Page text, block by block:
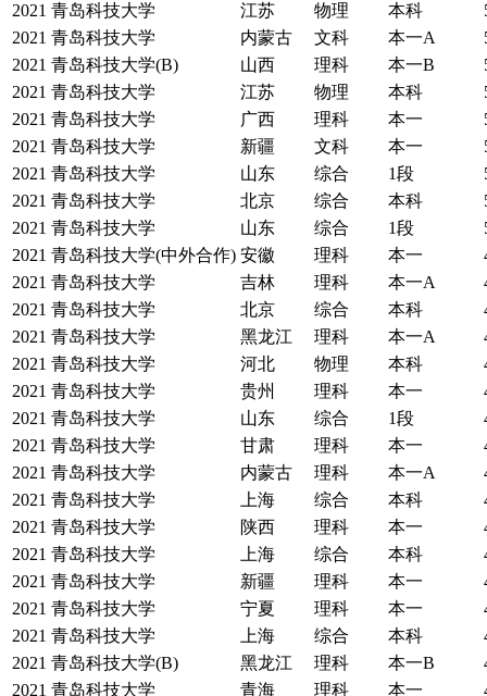
2021 青岛科技大学 江苏 物理 本科
2021 青岛科技大学 内蒙古 文科 本一A
2021 青岛科技大学(B) 山西 理科 本一B
2021 青岛科技大学 江苏 物理 本科
2021 青岛科技大学 广西 理科 本一
2021 青岛科技大学 新疆 文科 本一
2021 青岛科技大学 山东 综合 1段
2021 青岛科技大学 北京 综合 本科
2021 青岛科技大学 山东 综合 1段
2021 青岛科技大学(中外合作) 安徽 理科 本一
2021 青岛科技大学 吉林 理科 本一A
2021 青岛科技大学 北京 综合 本科
2021 青岛科技大学 黑龙江 理科 本一A
2021 青岛科技大学 河北 物理 本科
2021 青岛科技大学 贵州 理科 本一
2021 青岛科技大学 山东 综合 1段
2021 青岛科技大学 甘肃 理科 本一
2021 青岛科技大学 内蒙古 理科 本一A
2021 青岛科技大学 上海 综合 本科
2021 青岛科技大学 陕西 理科 本一
2021 青岛科技大学 上海 综合 本科
2021 青岛科技大学 新疆 理科 本一
2021 青岛科技大学 宁夏 理科 本一
2021 青岛科技大学 上海 综合 本科
2021 青岛科技大学(B) 黑龙江 理科 本一B
2021 青岛科技大学 青海 理科 本一